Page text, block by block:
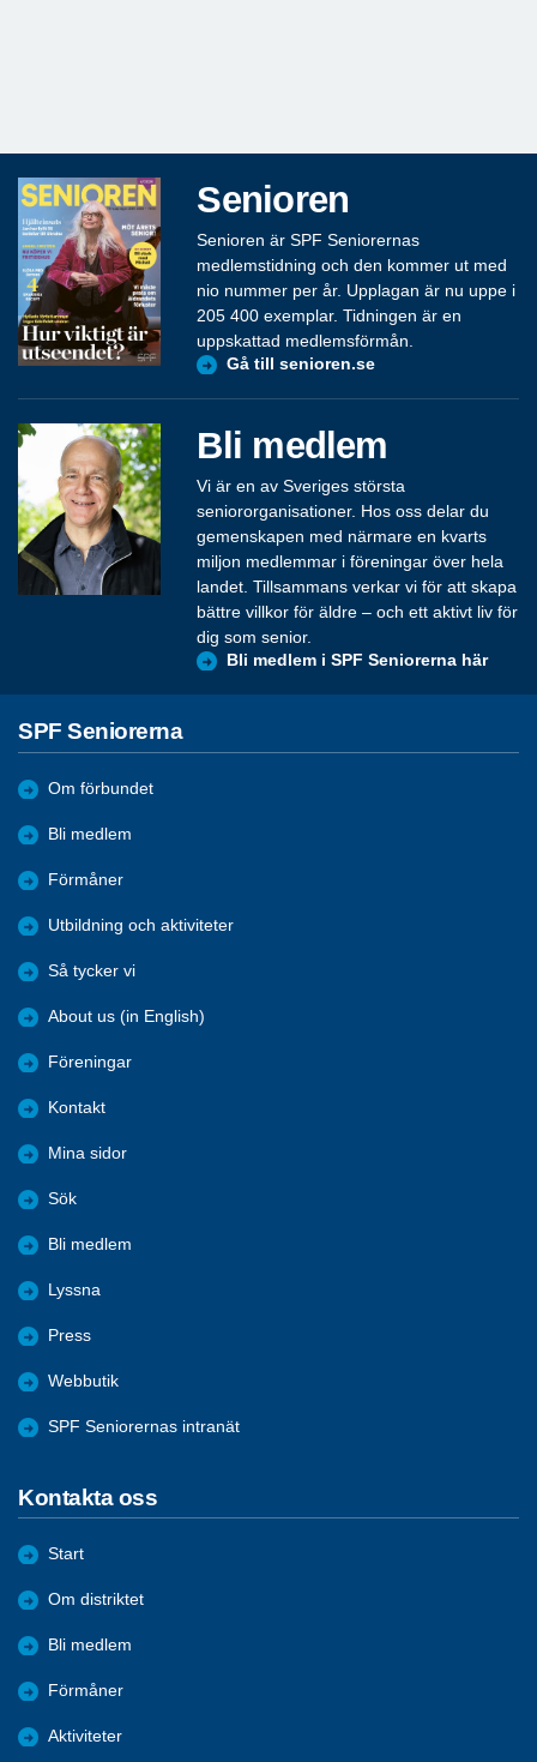
Senioren
Senioren är SPF Seniorernas
medlemstidning och den kommer ut med
nio nummer per år. Upplagan är nu uppe i
205 400 exemplar. Tidningen är en
uppskattad medlemsförmån.
Gå till senioren.se
Bli medlem
Vi är en av Sveriges största
seniororganisationer. Hos oss delar du
gemenskapen med närmare en kvarts
miljon medlemmar i föreningar över hela
landet. Tillsammans verkar vi för att skapa
bättre villkor för äldre – och ett aktivt liv för
dig som senior.
Bli medlem i SPF Seniorerna här
SPF Seniorerna
Om förbundet
Bli medlem
Förmåner
Utbildning och aktiviteter
Så tycker vi
About us (in English)
Föreningar
Kontakt
Mina sidor
Sök
Bli medlem
Lyssna
Press
Webbutik
SPF Seniorernas intranät
Kontakta oss
Start
Om distriktet
Bli medlem
Förmåner
Aktiviteter